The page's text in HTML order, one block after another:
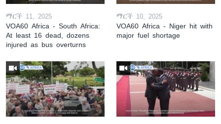
ማርች 11, 2025
VOA60 Africa - South Africa:
At least 16 dead, dozens
injured as bus overturns
ማርች 10, 2025
VOA60 Africa - Niger hit with
major fuel shortage